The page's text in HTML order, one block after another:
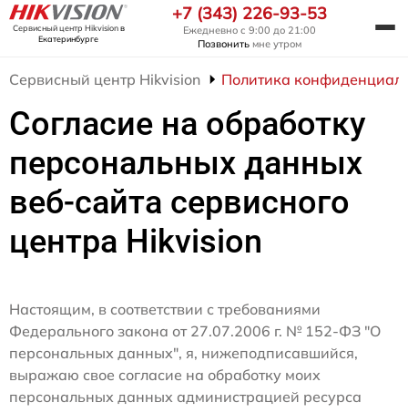
Сервисный центр Hikvisionв
Екатеринбурге
+7 (343) 226-93-53
Ежедневно с 9:00 до 21:00
Позвонить мне утром
Сервисный центр Hikvision Политика
Согласие на обработку
персональных данных
веб-сайта сервисного
центра Hikvision
Настоящим, в соответствии с требованиями
Федерального закона от 27.07.2006 г. № 152-ФЗ "О
персональных данных", я, нижеподписавшийся,
выражаю свое согласие на обработку моих
персональных данных администрацией ресурса